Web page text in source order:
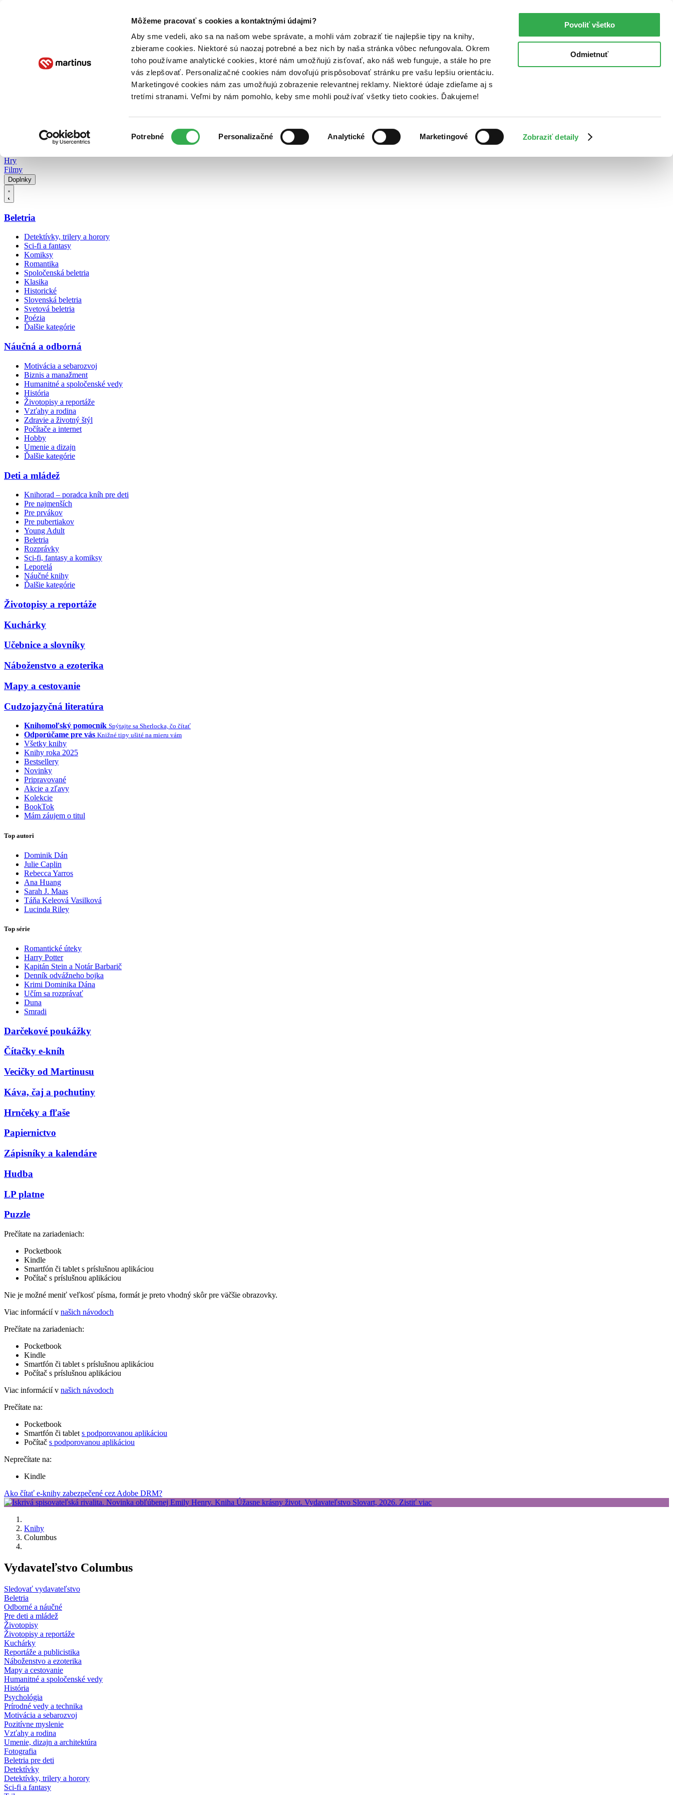
Môžeme pracovať s cookies a kontaktnými údajmi?
Aby sme vedeli, ako sa na našom webe správate, a mohli vám zobraziť tie najlepšie tipy na knihy,
zbierame cookies. Niektoré sú naozaj potrebné a bez nich by naša stránka vôbec nefungovala. Okrem
toho používame analytické cookies, ktoré nám umožňujú zisťovať, ako náš web funguje, a stále ho pre
vás zlepšovať. Personalizačné cookies nám dovoľujú prispôsobovať stránku pre vašu lepšiu orientáciu.
Marketingové cookies nám zas umožňujú zobrazenie relevantnej reklamy. Niektoré údaje zdieľame aj s
tretími stranami. Veľmi by nám pomohlo, keby sme mohli používať všetky tieto cookies. Ďakujeme!
súhlasu
Potrebné Personalizačné Analytické Marketingové Zobraziť detaily
Povoliť všetko
Odmietnuť
Poukážky Kontakt
Hry
Filmy
Doplnky
Beletria
Detektívky, trilery a horory
Sci-fi a fantasy
Komiksy
Romantika
Spoločenská beletria
Klasika
Historické
Slovenská beletria
Svetová beletria
Poézia
Ďalšie kategórie
Náučná a odborná
Motivácia a sebarozvoj
Biznis a manažment
Humanitné a spoločenské vedy
História
Životopisy a reportáže
Vzťahy a rodina
Zdravie a životný štýl
Počítače a internet
Hobby
Umenie a dizajn
Ďalšie kategórie
Deti a mládež
Knihorad – poradca kníh pre deti
Pre najmenších
Pre prvákov
Pre pubertiakov
Young Adult
Beletria
Rozprávky
Sci-fi, fantasy a komiksy
Leporelá
Náučné knihy
Ďalšie kategórie
Životopisy a reportáže
Kuchárky
Učebnice a slovníky
Náboženstvo a ezoterika
Mapy a cestovanie
Cudzojazyčná literatúra
Knihomoľský pomocník Spýtajte sa Sherlocka, čo čítať
Odporúčame pre vás Knižné tipy ušité na mieru vám
Všetky knihy
Knihy roka 2025
Bestsellery
Novinky
Pripravované
Akcie a zľavy
Kolekcie
BookTok
Mám záujem o titul
Top autori
Dominik Dán
Julie Caplin
Rebecca Yarros
Ana Huang
Sarah J. Maas
Táňa Keleová Vasilková
Lucinda Riley
Top série
Romantické úteky
Harry Potter
Kapitán Stein a Notár Barbarič
Denník odvážneho bojka
Krimi Dominika Dána
Učím sa rozprávať
Duna
Smradi
Darčekové poukážky
Čítačky e-kníh
Vecičky od Martinusu
Káva, čaj a pochutiny
Hrnčeky a fľaše
Papiernictvo
Zápisníky a kalendáre
Hudba
LP platne
Puzzle
Prečítate na zariadeniach:
Pocketbook
Kindle
Smartfón či tablet s príslušnou aplikáciou
Počítač s príslušnou aplikáciou
Nie je možné meniť veľkosť písma, formát je preto vhodný skôr pre väčšie obrazovky.
Viac informácií v našich návodoch
Prečítate na zariadeniach:
Pocketbook
Kindle
Smartfón či tablet s príslušnou aplikáciou
Počítač s príslušnou aplikáciou
Viac informácií v našich návodoch
Prečítate na:
Pocketbook
Smartfón či tablet s podporovanou aplikáciou
Počítač s podporovanou aplikáciou
Neprečítate na:
Kindle
Ako čítať e-knihy zabezpečené cez Adobe DRM?
Knihy
Columbus
Vydavateľstvo Columbus
Sledovať vydavateľstvo
Beletria
Odborné a náučné
Pre deti a mládež
Životopisy
Životopisy a reportáže
Kuchárky
Reportáže a publicistika
Náboženstvo a ezoterika
Mapy a cestovanie
Humanitné a spoločenské vedy
História
Psychológia
Prírodné vedy a technika
Motivácia a sebarozvoj
Pozitívne myslenie
Vzťahy a rodina
Umenie, dizajn a architektúra
Fotografia
Beletria pre deti
Detektívky
Detektívky, trilery a horory
Sci-fi a fantasy